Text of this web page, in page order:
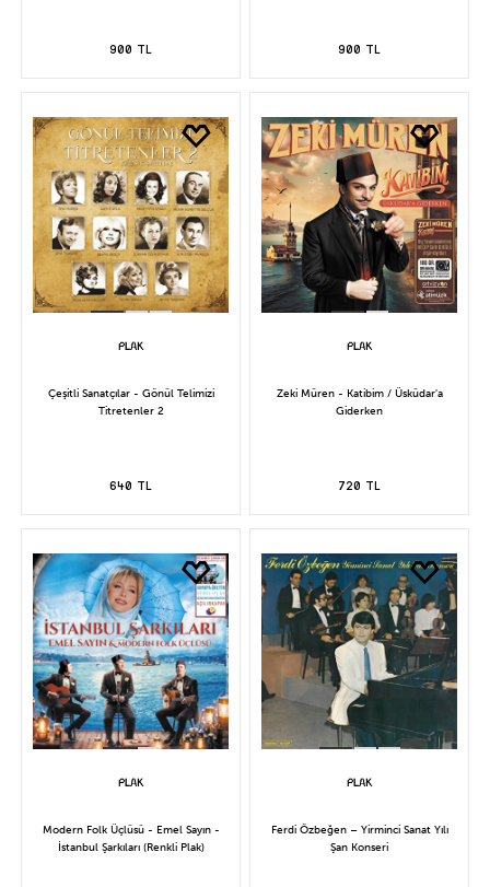
900 TL 900 TL
Çeşitli Sanatçılar - Gönül Telimizi
Titretenler 2
640 TL
Zeki Müren - Katibim / Üsküdar'a
Giderken
720 TL
Modern Folk Üçlüsü - Emel Sayın -
İstanbul Şarkıları (Renkli Plak)
Ferdi Özbeğen – Yirminci Sanat Yılı
Şan Konseri